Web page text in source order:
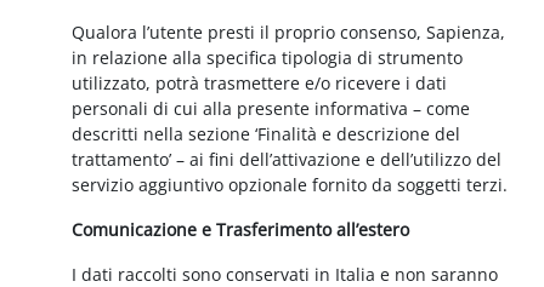
Qualora l’utente presti il proprio consenso, Sapienza,
in relazione alla specifica tipologia di strumento
utilizzato, potrà trasmettere e/o ricevere i dati
personali di cui alla presente informativa – come
descritti nella sezione ‘Finalità e descrizione del
trattamento’ – ai fini dell’attivazione e dell’utilizzo del
servizio aggiuntivo opzionale fornito da soggetti terzi.
Comunicazione e Trasferimento all’estero
I dati raccolti sono conservati in Italia e non saranno